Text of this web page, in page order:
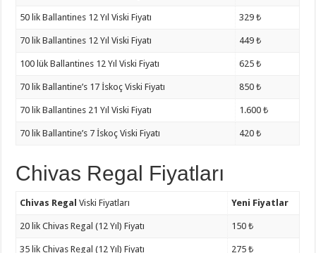
50 lik Ballantines 12 Yıl Viski Fiyatı 329 ₺
70 lik Ballantines 12 Yıl Viski Fiyatı 449 ₺
100 lük Ballantines 12 Yıl Viski Fiyatı 625 ₺
70 lik Ballantine’s 17 İskoç Viski Fiyatı 850 ₺
70 lik Ballantines 21 Yıl Viski Fiyatı 1.600 ₺
70 lik Ballantine’s 7 İskoç Viski Fiyatı 420 ₺
Chivas Regal Fiyatları
Chivas Regal Viski Fiyatları Yeni Fiyatlar
20 lik Chivas Regal (12 Yıl) Fiyatı 150 ₺
35 lik Chivas Regal (12 Yıl) Fiyatı 275 ₺